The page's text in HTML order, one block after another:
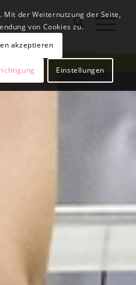
Mit der Weiternutzung der Seite,
von Cookies zu.
akzeptieren
Einstellungen